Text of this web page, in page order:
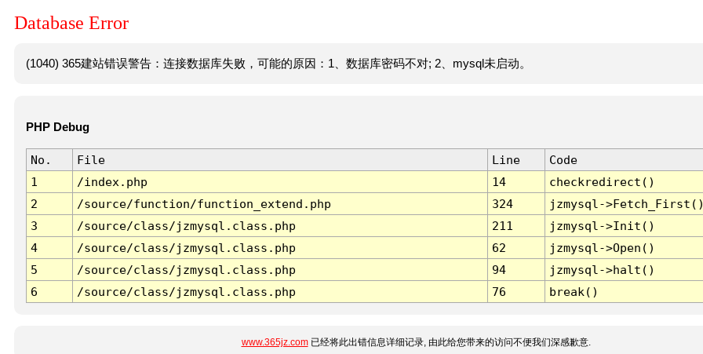
Database Error
(1040) 365建站错误警告：连接数据库失败，可能的原因：1、数据库密码不对; 2、mysql未启动。
PHP Debug
No. File Line
Code
1
/index.php 14
checkredirect()
2
/source/function/function_extend.php 324
jzmysql-
3
/source/class/jzmysql.class.php 211
jzmysql->Init()
4
/source/class/jzmysql.class.php 62
jzmysql->Open()
5
/source/class/jzmysql.class.php 94
jzmysql->halt()
6
/source/class/jzmysql.class.php 76 break()
www.365jz.com已经将此出错信息详细记录, 由此给您带来的访问不便我们深感歉意.